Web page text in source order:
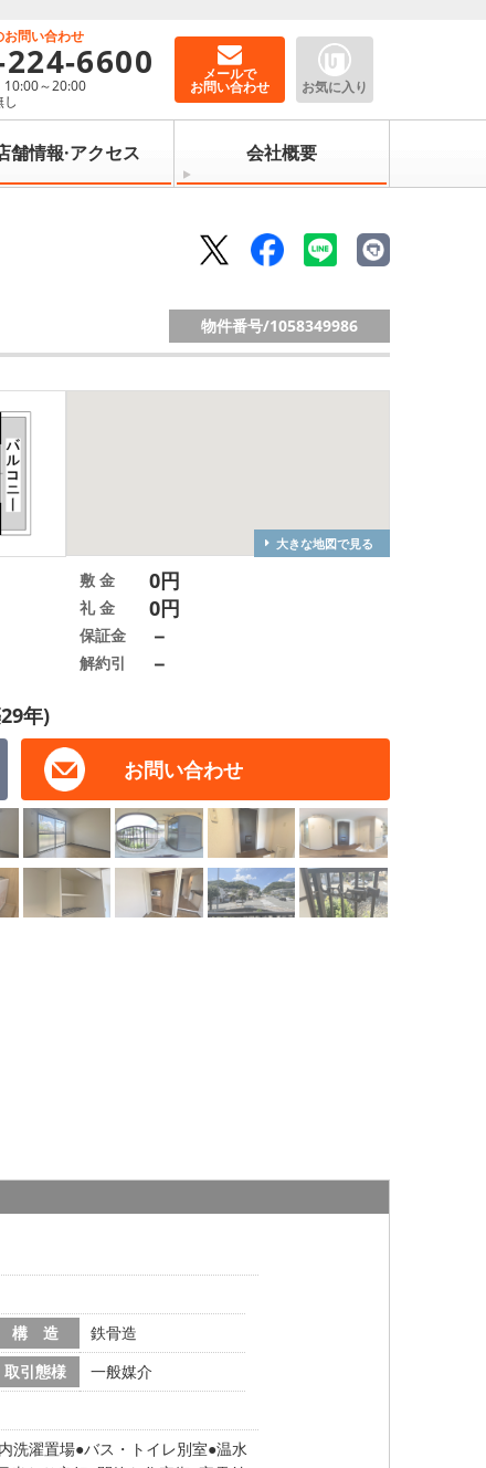
お問い合わせ
6600
10:00～20:00
メールで
お問い合わせ お気に入り
舗情報·アクセス 会社概要
物件番号/1058349986
大きな地図で見る
お問い合わせ
年)
敷 金 0円
礼 金 0円
保証金 －
解約引 －
構 造
鉄骨造
取引態様
一般媒介
洗濯置場 バス・トイレ別室 温水